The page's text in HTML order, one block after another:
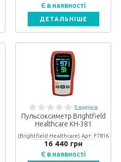
Є в наявності
ДЕТАЛЬНІШЕ
0 відгуків
Пульсоксиметр Brightfield
Healthcare KH-381
(Brightfield Healthcare) Арт: F7816
16 440 грн
Є в наявності